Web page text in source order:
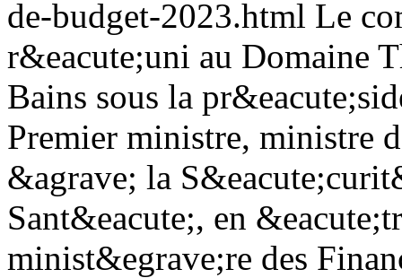
de-budget-2023.html Le
r&eacute;uni au Domaine
Bains sous la
Premier ministre, ministre
&agrave; la
Sant&eacute;, en
minist&egrave;re des